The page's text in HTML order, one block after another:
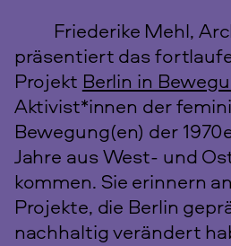
Friederike Mehl,
präsentiert das
Projekt Berlin in
Aktivist*innen der
Bewegung(en) der
Jahre aus West- und
kommen. Sie erinnern
Projekte, die Berlin
nachhaltig verändert